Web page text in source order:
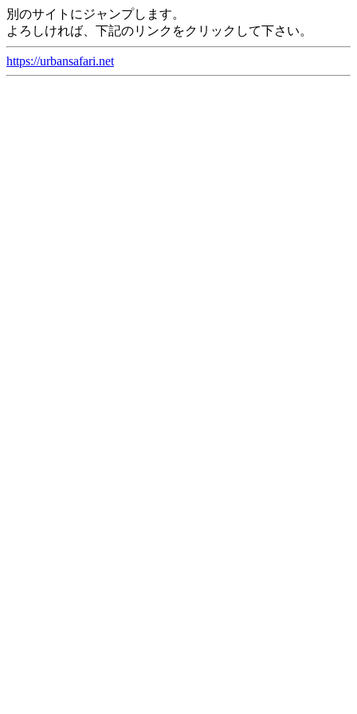
別のサイトにジャンプします。
よろしければ、下記のリンクをクリックして下さい。
https://urbansafari.net